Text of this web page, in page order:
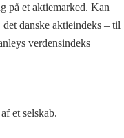
på et aktiemarked. Kan
danske aktieindeks – til
verdensindeks
et selskab.